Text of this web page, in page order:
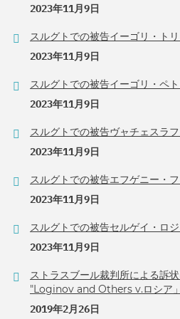
2023年11月9日
スルグトでの被告イーゴリ・ト
2023年11月9日
スルグトでの被告イーゴリ・ペ
2023年11月9日
スルグトでの被告ヴャチェスラ
2023年11月9日
スルグトでの被告エフゲニー・
2023年11月9日
スルグトでの被告セルゲイ・ロ
2023年11月9日
ストラスブール裁判所による訴
"Loginov and Others v.ロシア」
2019年2月26日